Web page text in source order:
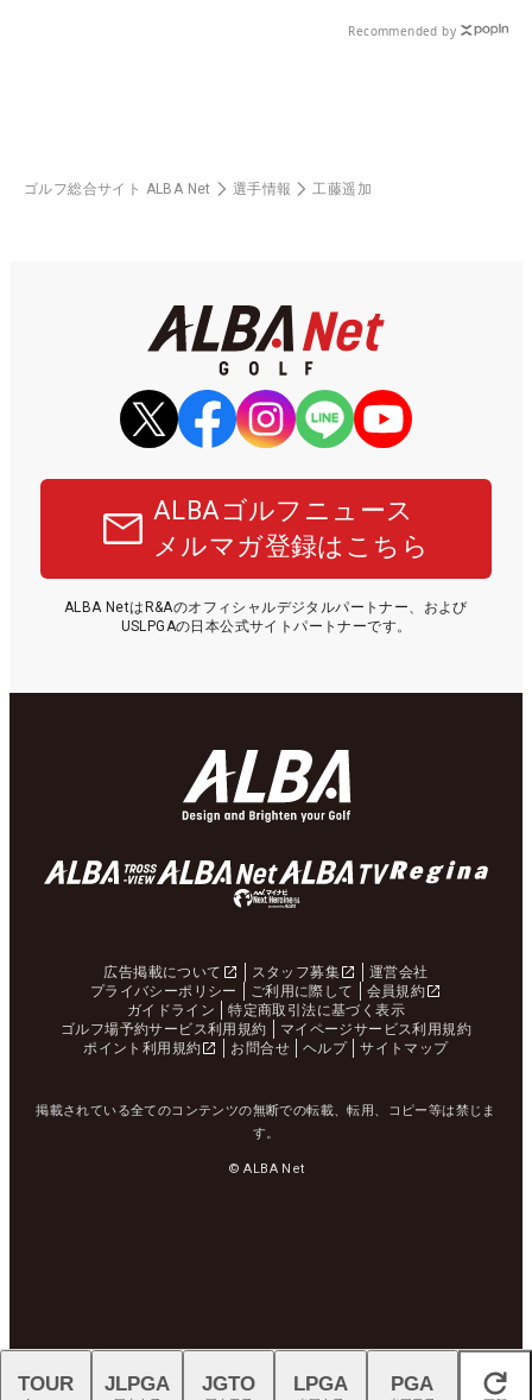
Recommended by
ゴルフ総合サイト ALBA Net 選手情報 工藤遥加
ALBAゴルフニュース
メルマガ登録はこちら
ALBA NetはR&Aのオフィシャルデジタルパートナー、および
USLPGAの日本公式サイトパートナーです。
広告掲載について スタッフ募集
運営会社
プライバシーポリシー
ご利用に際して
会員規約
ガイドライン
特定商取引法に基づく表示
ゴルフ場予約サービス利用規約
マイページサービス利用規約
ポイント利用規約
お問合せ ヘルプ サイトマップ
掲載されている全てのコンテンツの無断での転載、転用、コピー等は禁じま
す。
© ALBA Net
閉じる
TOUR JLPGA JGTO LPGA PGA